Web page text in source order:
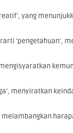
yang
‘pengetahuan’,
menyiratkan